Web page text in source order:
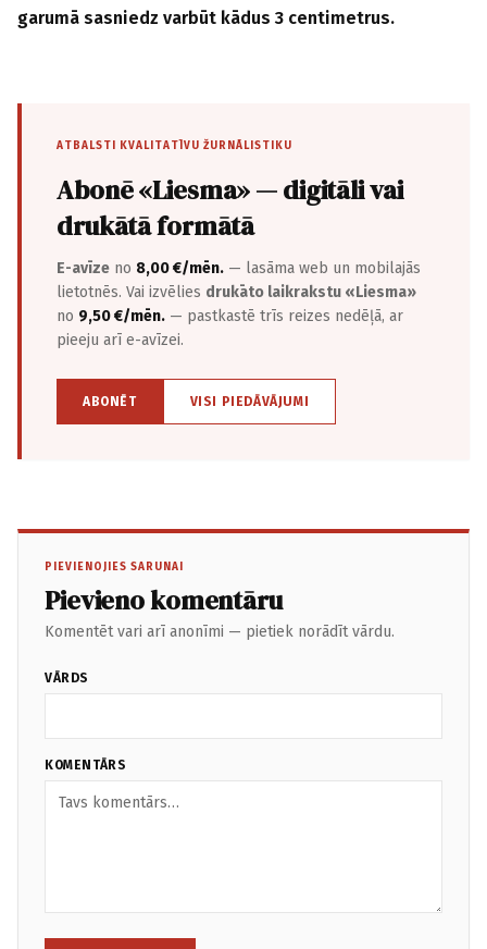
garumā sasniedz varbūt kādus 3 centimetrus.
ATBALSTI KVALITATĪVU ŽURNĀLISTIKU
Abonē «Liesma» — digitāli vai
drukātā formātā
E-avīze no 8,00 €/mēn. — lasāma web un mobilajās
lietotnēs. Vai izvēlies drukāto laikrakstu «Liesma»
no 9,50 €/mēn. — pastkastē trīs reizes nedēļā, ar
pieeju arī e-avīzei.
ABONĒT VISI PIEDĀVĀJUMI
PIEVIENOJIES SARUNAI
Pievieno komentāru
Komentēt vari arī anonīmi — pietiek norādīt vārdu.
VĀRDS
KOMENTĀRS